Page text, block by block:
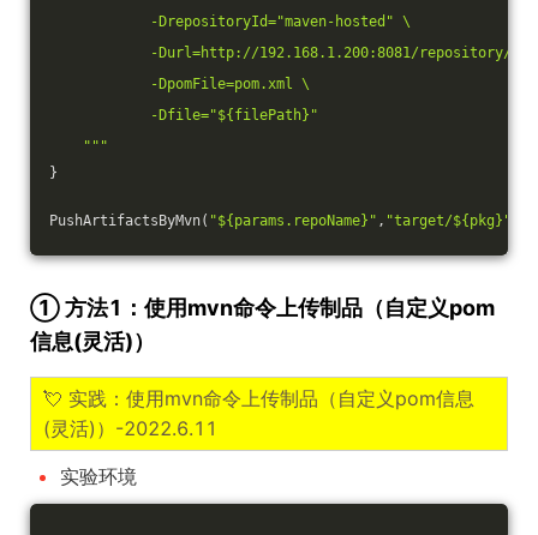
-DrepositoryId="maven-hosted" \
-Durl=http://192.168.1.200:8081/repository/
-DpomFile=pom.xml \
-Dfile="${filePath}"
"""
}
PushArtifactsByMvn( "${params.repoName}" , "target/${pkg}"
① 方法1：使用mvn命令上传制品（自定义pom
信息(灵活)）
💘 实践：使用mvn命令上传制品（自定义pom信息
(灵活)）-2022.6.11
实验环境